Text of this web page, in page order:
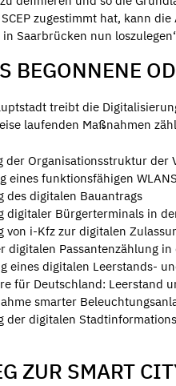
zugestimmt hat, kann
Saarbrücken nun
BEGONNENE
treibt die
laufenden Maßnahmen
der Organisationsstruktur der
eines funktionsfähigen
des digitalen Bauantrags
digitaler Bürgerterminals in
von i-Kfz zur digitalen
digitalen Passantenzählung
eines digitalen Leerstands-
für Deutschland: Leerstand
smarter
der digitalen
ZUR SMART